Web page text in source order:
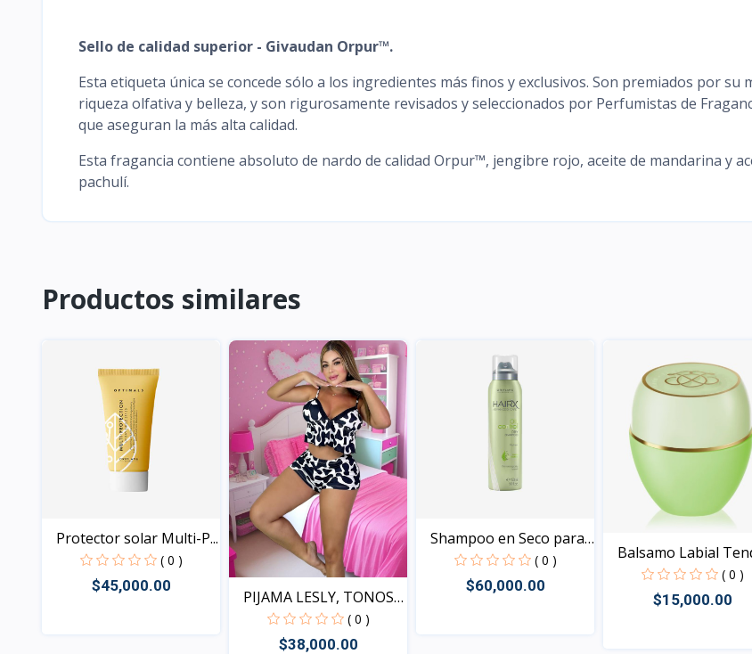
Sello de calidad superior - Givaudan Orpur™.
Esta etiqueta única se concede sólo a los ingredientes más finos y exclusivos. Son premiados por su
riqueza olfativa y belleza, y son rigurosamente revisados y seleccionados por Perfumistas de
que aseguran la más alta calidad.
Esta fragancia contiene absoluto de nardo de calidad Orpur™, jengibre rojo, aceite de mandarina y
pachulí.
Productos similares
Protector solar Multi-P...
( 0 )
$45,000.00
PIJAMA LESLY, TONOS
SUR...
( 0 )
$38,000.00
Shampoo en Seco para
Ca...
( 0 )
$60,000.00
Balsamo Labial
( 0 )
$15,000.00